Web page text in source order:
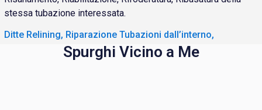
stessa tubazione interessata.
Ditte Relining, Riparazione Tubazioni dall’interno,
Spurghi Vicino a Me